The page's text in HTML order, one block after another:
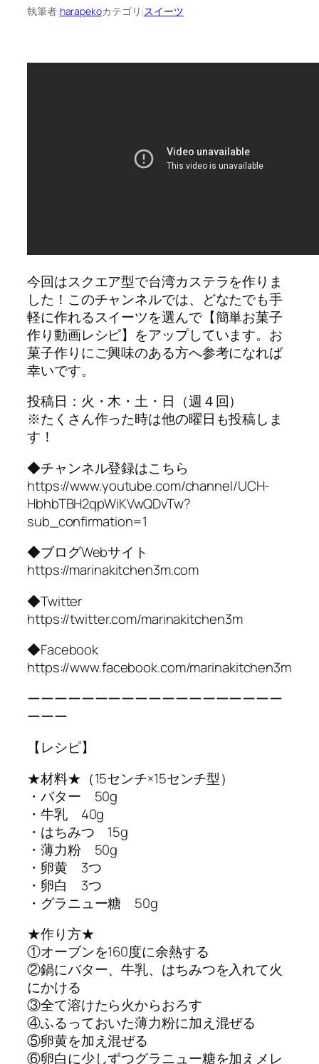
執筆者:harapekoカテゴリ:スイーツ
今回はスクエア型で台湾カステラを作りま
した！このチャンネルでは、どなたでも手
軽に作れるスイーツを選んで【簡単お菓子
作り動画レシピ】をアップしています。お
菓子作りにご興味のある方へ参考になれば
幸いです。
投稿日：火・木・土・日（週４回）
※たくさん作った時は他の曜日も投稿しま
す！
◆チャンネル登録はこちら
https://www.youtube.com/channel/UCH-
HbhbTBH2qpWiKVwQDvTw?
sub_confirmation=1
◆ブログWebサイト
https://marinakitchen3m.com
◆Twitter
https://twitter.com/marinakitchen3m
◆Facebook
https://www.facebook.com/marinakitchen3m
ーーーーーーーーーーーーーーーーーーー
ーーー
【レシピ】
★材料★（15センチ×15センチ型）
・バター 50g
・牛乳 40g
・はちみつ 15g
・薄力粉 50g
・卵黄 3つ
・卵白 3つ
・グラニュー糖 50g
★作り方★
①オーブンを160度に余熱する
②鍋にバター、牛乳、はちみつを入れて火
にかける
③全て溶けたら火からおろす
④ふるっておいた薄力粉に加え混ぜる
⑤卵黄を加え混ぜる
⑥卵白に少しずつグラニュー糖を加えメレ